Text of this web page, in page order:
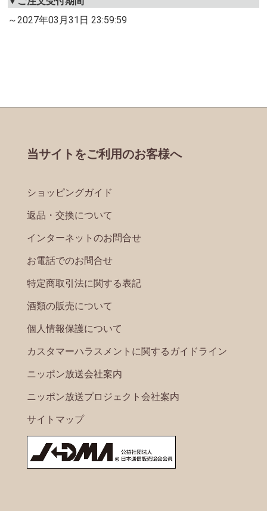
～2027年03月31日 23:59:59
当サイトをご利用のお客様へ
ショッピングガイド
返品・交換について
インターネットのお問合せ
お電話でのお問合せ
特定商取引法に関する表記
酒類の販売について
個人情報保護について
カスタマーハラスメントに関するガイドライン
ニッポン放送会社案内
ニッポン放送プロジェクト会社案内
サイトマップ